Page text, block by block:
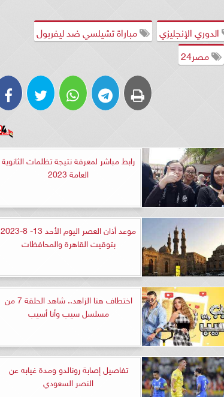
الدوري الإنجليزي
مباراة تشيلسي ضد ليفربول
مصر24
رابط مباشر لمعرفة نتيجة تظلمات الثانوية
العامة 2023
موعد أذان العصر اليوم الأحد 13- 8-2023
بتوقيت القاهرة والمحافظات
اختطاف هنا الزاهد.. شاهد الحلقة 7 من
مسلسل سيب وأنا أسيب
تفاصيل إصابة رونالدو ومدة غيابه عن
النصر السعودي